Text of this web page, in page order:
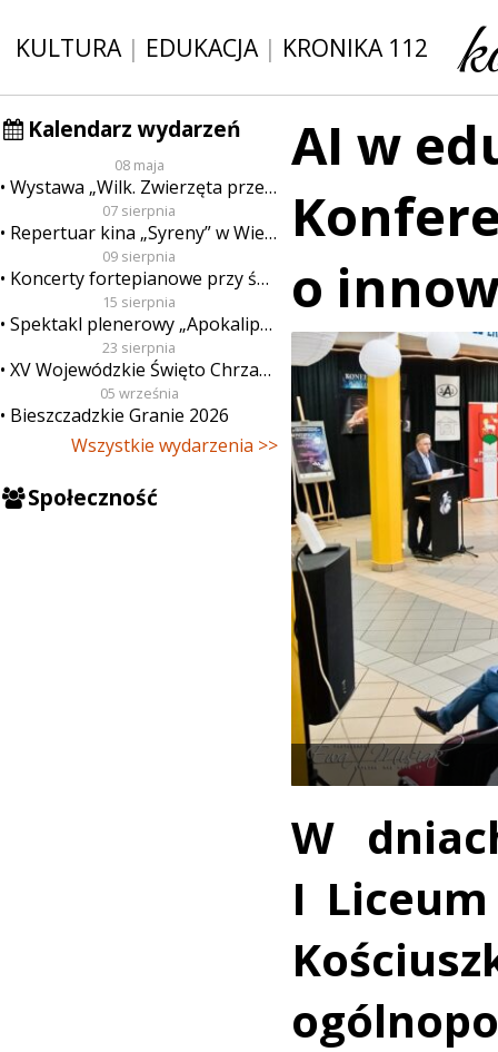
KULTURA| EDUKACJA| KRONIKA 112
Kalendarz wydarzeń
08 maja
Wystawa „Wilk. Zwierzęta przeklęte”
07 sierpnia
Repertuar kina „Syreny” w Wieluniu w dn. od 7 do 13 sierpnia
09 sierpnia
Koncerty fortepianowe przy świecach
15 sierpnia
Spektakl plenerowy „Apokalipsa”
23 sierpnia
XV Wojewódzkie Święto Chrzanu
05 września
Bieszczadzkie Granie 2026
Wszystkie wydarzenia >>
Społeczność
AI w
o
W
I